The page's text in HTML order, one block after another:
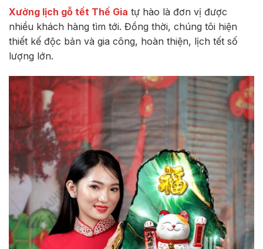
Xưởng lịch gỗ tết Thế Gia tự hào là đơn vị được
nhiều khách hàng tìm tới. Đồng thời, chúng tôi hiện
thiết kế độc bản và gia công, hoàn thiện, lịch tết số
lượng lớn.